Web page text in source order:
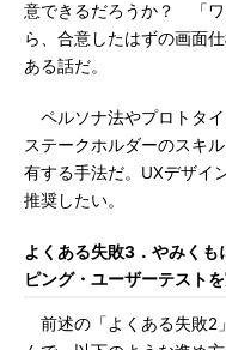
意できるだろうか？ 「ワ
ら、合意したはずの画面
ある話だ。
ペルソナ法やプロトタ
ステークホルダーのスキ
有する手法だ。UXデザイ
推奨したい。
よくある失敗3．やみくも
ピング・ユーザーテスト
前述の「よくある失敗2